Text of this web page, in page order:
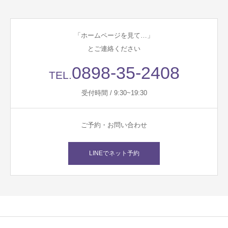
「ホームページを見て…」
とご連絡ください
TEL.0898-35-2408
受付時間 / 9:30~19:30
ご予約・お問い合わせ
LINEでネット予約